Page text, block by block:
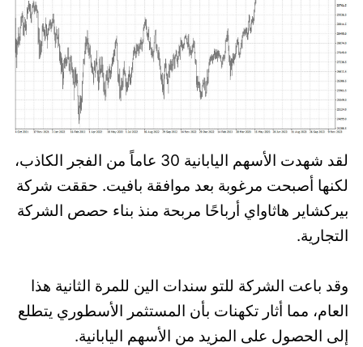
لقد شهدت الأسهم اليابانية 30 عاماً من الفجر الكاذب،
لكنها أصبحت مرغوبة بعد موافقة بافيت. حققت شركة
بيركشاير هاثاواي أرباحًا مربحة منذ بناء حصص الشركة
التجارية.
وقد باعت الشركة للتو سندات الين للمرة الثانية هذا
العام، مما أثار تكهنات بأن المستثمر الأسطوري يتطلع
إلى الحصول على المزيد من الأسهم اليابانية.